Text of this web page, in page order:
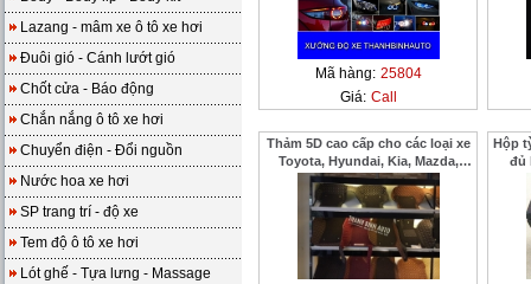
Lazang - mâm xe ô tô xe hơi
Đuôi gió - Cánh lướt gió
Chốt cửa - Báo động
Chắn nắng ô tô xe hơi
Chuyển điện - Đổi nguồn
Nước hoa xe hơi
SP trang trí - độ xe
Tem độ ô tô xe hơi
Lót ghế - Tựa lưng - Massage
Mã hàng: 25804
Giá: Call
Thảm 5D cao cấp cho các loại xe
Toyota, Hyundai, Kia, Mazda,
Ford
Hộp
đủ